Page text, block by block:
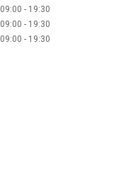
09:00
19:30
09:00
19:30
09:00 19:30